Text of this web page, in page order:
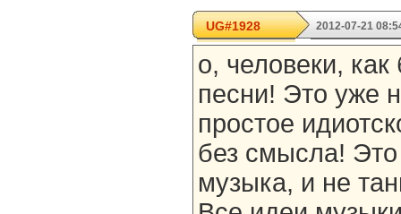
UG#1928 2012-07-21
о, человеки,
песни! Это уже
простое
без смысла!
музыка, и не